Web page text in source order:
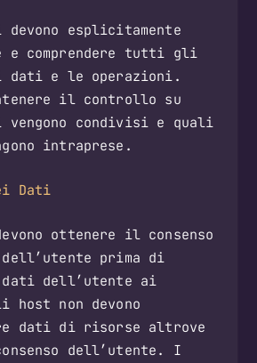
esplicitamente
e comprendere tutti gli
dati e le operazioni.
il controllo su
condivisi e quali
intraprese.
Dati
ottenere il consenso
prima di
dell’utente ai
host non devono
dati di risorse altrove
dell’utente. I